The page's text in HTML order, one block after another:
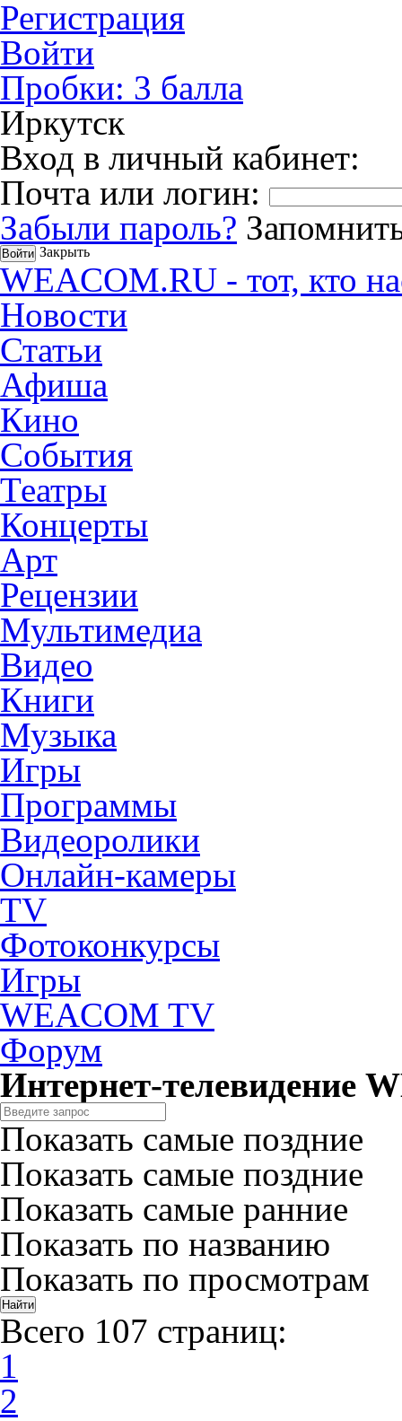
Регистрация
Войти
Пробки: 3 балла
Иркутск
Вход в личный кабинет:
Почта или логин:
Забыли пароль?
Закрыть
WEACOM.RU - тот, кто
Новости
Статьи
Афиша
Кино
События
Театры
Концерты
Арт
Рецензии
Мультимедиа
Видео
Книги
Музыка
Игры
Программы
Видеоролики
Онлайн-камеры
TV
Фотоконкурсы
Игры
WEACOM TV
Форум
Интернет-телевидение
Показать самые поздние
Показать самые поздние
Показать самые ранние
Показать по названию
Показать по просмотрам
Всего 107 страниц:
1
2